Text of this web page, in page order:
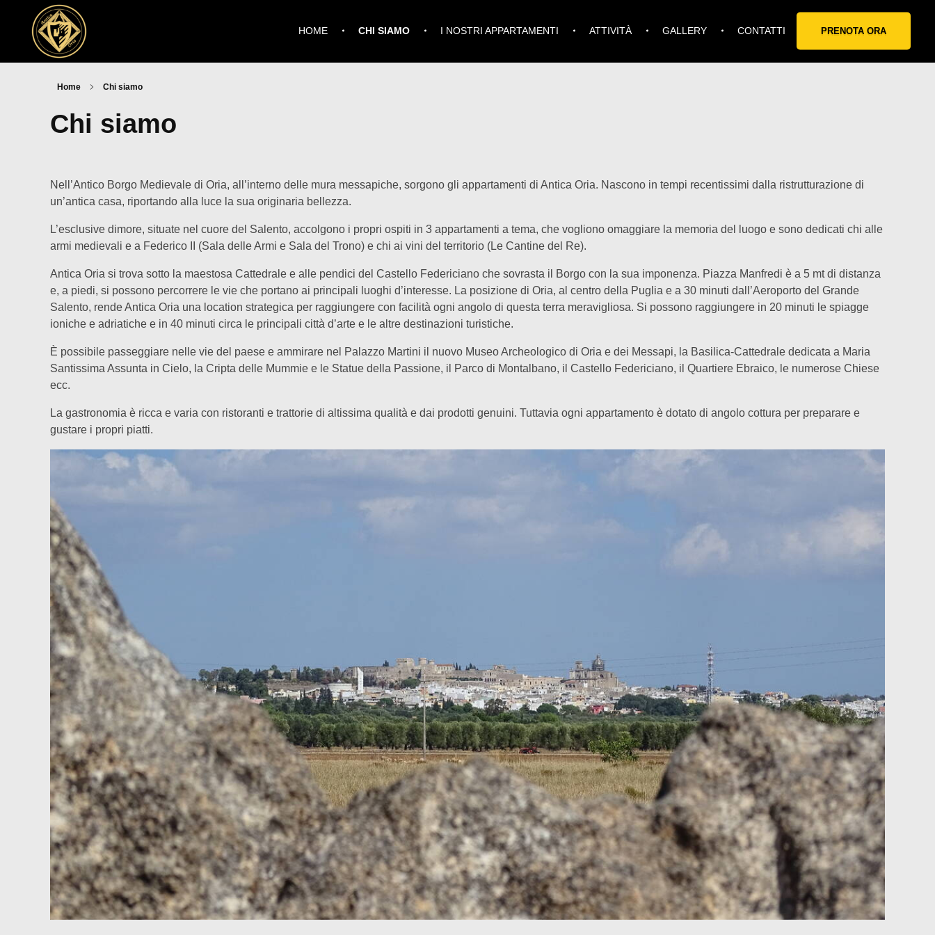
PRENOTA ORA
HOME CHI SIAMO I NOSTRI APPARTAMENTI ATTIVITÀ GALLERY CONTATTI
Home Chi siamo
Chi siamo
Nell’Antico Borgo Medievale di Oria, all’interno delle mura messapiche, sorgono gli appartamenti di Antica Oria. Nascono in tempi recentissimi dalla ristrutturazione di
un’antica casa, riportando alla luce la sua originaria bellezza.
L’esclusive dimore, situate nel cuore del Salento, accolgono i propri ospiti in 3 appartamenti a tema, che vogliono omaggiare la memoria del luogo e sono dedicati chi alle
armi medievali e a Federico II (Sala delle Armi e Sala del Trono) e chi ai vini del territorio (Le Cantine del Re).
Antica Oria si trova sotto la maestosa Cattedrale e alle pendici del Castello Federiciano che sovrasta il Borgo con la sua imponenza. Piazza Manfredi è a 5 mt di distanza
e, a piedi, si possono percorrere le vie che portano ai principali luoghi d’interesse. La posizione di Oria, al centro della Puglia e a 30 minuti dall’Aeroporto del Grande
Salento, rende Antica Oria una location strategica per raggiungere con facilità ogni angolo di questa terra meravigliosa. Si possono raggiungere in 20 minuti le spiagge
ioniche e adriatiche e in 40 minuti circa le principali città d’arte e le altre destinazioni turistiche.
È possibile passeggiare nelle vie del paese e ammirare nel Palazzo Martini il nuovo Museo Archeologico di Oria e dei Messapi, la Basilica-Cattedrale dedicata a Maria
Santissima Assunta in Cielo, la Cripta delle Mummie e le Statue della Passione, il Parco di Montalbano, il Castello Federiciano, il Quartiere Ebraico, le numerose Chiese
ecc.
La gastronomia è ricca e varia con ristoranti e trattorie di altissima qualità e dai prodotti genuini. Tuttavia ogni appartamento è dotato di angolo cottura per preparare e
gustare i propri piatti.